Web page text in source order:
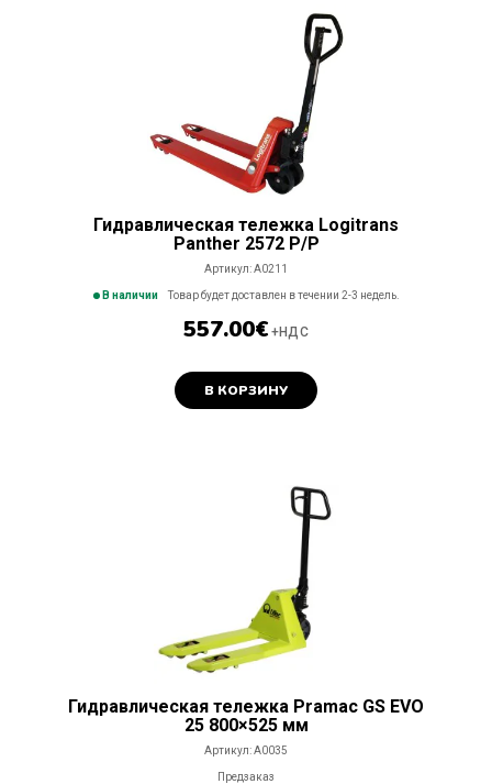
Гидравлическая тележка Logitrans
Panther 2572 P/P
Артикул:A0211
В наличии Товар будет доставлен в течении 2-3 недель.
557.00€ +НДС
В КОРЗИНУ
Гидравлическая тележка Pramac GS EVO
25 800×525 мм
Артикул:A0035
Предзаказ